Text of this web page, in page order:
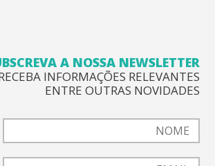
A NOSSA NEWSLETTER
INFORMAÇÕES RELEVANTES
ENTRE OUTRAS NOVIDADES